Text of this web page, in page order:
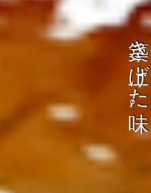
ト
コ
ト
ン
し
む